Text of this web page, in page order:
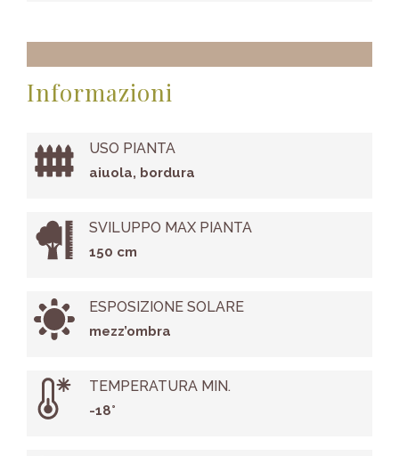
Informazioni
USO PIANTA
aiuola, bordura
SVILUPPO MAX PIANTA
150 cm
ESPOSIZIONE SOLARE
mezz’ombra
TEMPERATURA MIN.
-18°